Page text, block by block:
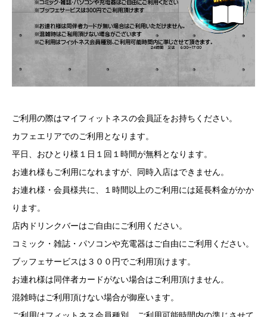
ご利用の際はマイフィットネスの会員証をお持ちください。
カフェエリアでのご利用となります。
平日、おひとり様１日１回１時間が無料となります。
お連れ様もご利用になれますが、同時入店はできません。
お連れ様・会員様共に、１時間以上のご利用には延長料金がかか
ります。
店内ドリンクバーはご自由にご利用ください。
コミック・雑誌・パソコンや充電器はご自由にご利用ください。
ブッフェサービスは３００円でご利用頂けます。
お連れ様は同伴者カードがない場合はご利用頂けません。
混雑時はご利用頂けない場合が御座います。